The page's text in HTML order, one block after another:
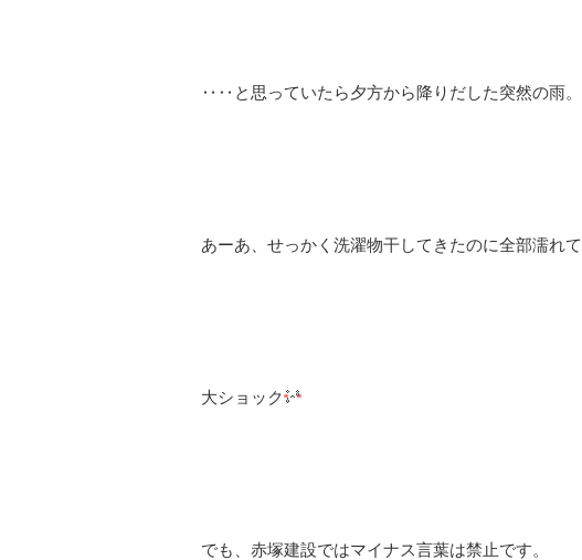
‥‥と思っていたら夕方から降りだした突然の雨。
あーあ、せっかく洗濯物干してきたのに全部濡れて
大ショック
でも、赤塚建設ではマイナス言葉は禁止です。